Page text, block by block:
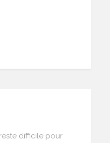
difficile pour